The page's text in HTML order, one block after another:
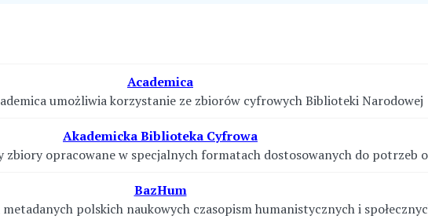
Academica
umożliwia korzystanie ze zbiorów cyfrowych Biblioteki Narodowej
Akademicka Biblioteka Cyfrowa
opracowane w specjalnych formatach dostosowanych do potrzeb
BazHum
polskich naukowych czasopism humanistycznych i